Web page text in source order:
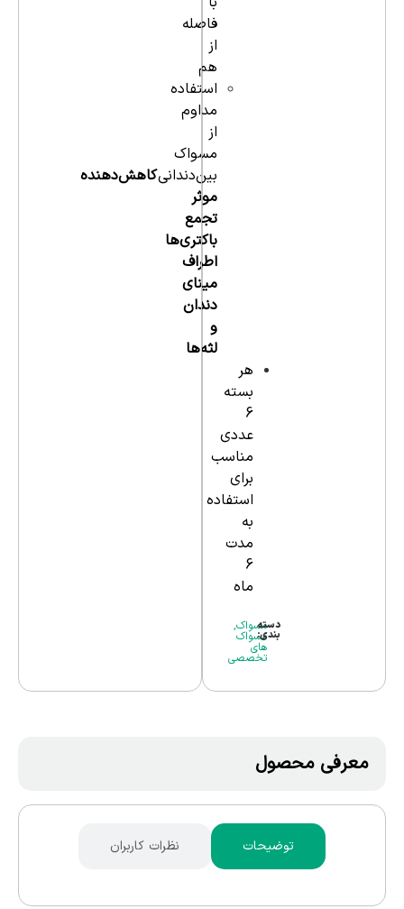
فاصله
از
هم
استفاده
مداوم
از
مسواک
بین‌دندانیکاهش‌دهنده
موثر
تجمع
باکتری‌ها
اطراف
مینای
دندان
و
لثه‌ها
هر
بسته
6
عددی
مناسب
برای
استفاده
به
مدت
6
ماه
مسواک,
مسواک
های
تخصصی
دسته
بندی:
معرفی محصول
توضیحات نظرات کاربران